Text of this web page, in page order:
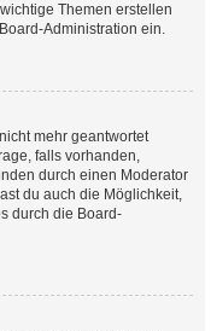
Themen erstellen
Administration ein.
mehr geantwortet
falls vorhanden,
durch einen Moderator
du auch die Möglichkeit,
durch die Board-